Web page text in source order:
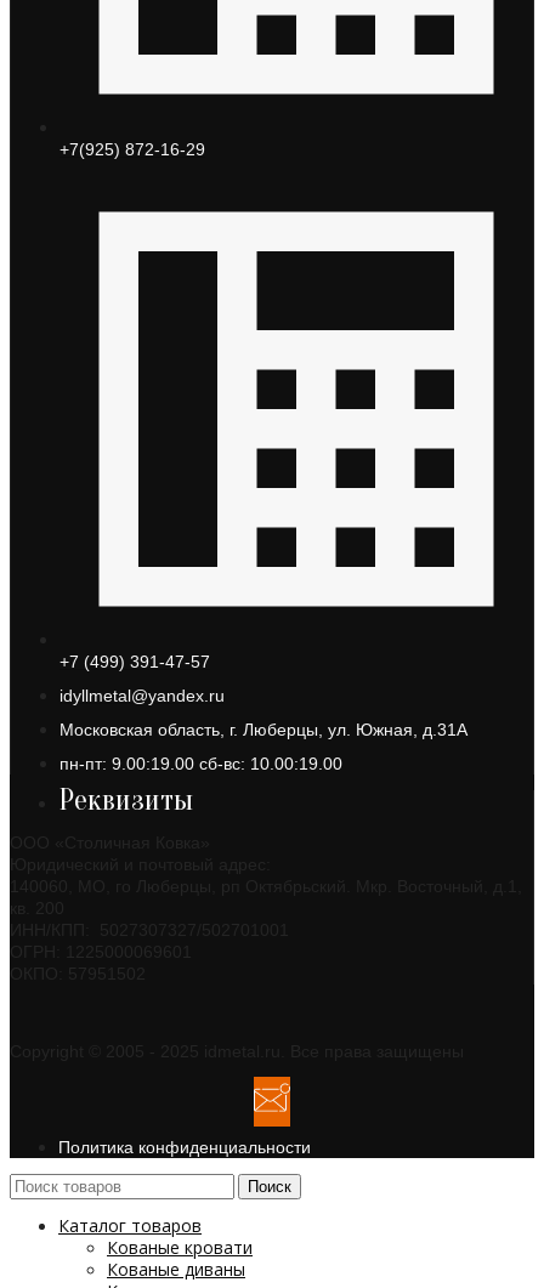
+7(925) 872-16-29
+7 (499) 391-47-57
idyllmetal@yandex.ru
Московская область, г. Люберцы, ул. Южная, д.31А
пн-пт: 9.00:19.00 сб-вс: 10.00:19.00
Реквизиты
Политика конфиденциальности
Поиск
Каталог товаров
Кованые кровати
Кованые диваны